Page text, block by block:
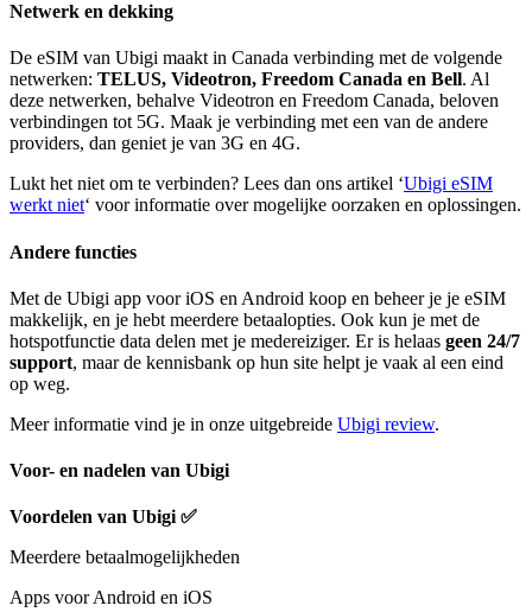
Netwerk en dekking
De eSIM van Ubigi maakt in Canada verbinding met de volgende
netwerken: TELUS, Videotron, Freedom Canada en Bell. Al
deze netwerken, behalve Videotron en Freedom Canada, beloven
verbindingen tot 5G. Maak je verbinding met een van de andere
providers, dan geniet je van 3G en 4G.
Lukt het niet om te verbinden? Lees dan ons artikel ‘Ubigi eSIM
werkt niet‘ voor informatie over mogelijke oorzaken en oplossingen.
Andere functies
Met de Ubigi app voor iOS en Android koop en beheer je je eSIM
makkelijk, en je hebt meerdere betaalopties. Ook kun je met de
hotspotfunctie data delen met je medereiziger. Er is helaas geen 24/7
support, maar de kennisbank op hun site helpt je vaak al een eind
op weg.
Meer informatie vind je in onze uitgebreide Ubigi review.
Voor- en nadelen van Ubigi
Voordelen van Ubigi ✅
Meerdere betaalmogelijkheden
Apps voor Android en iOS